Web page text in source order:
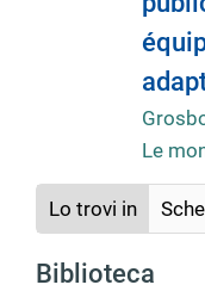
Le
Lo trovi in
Biblioteca